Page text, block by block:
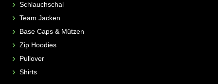
Schlauchschal
Team Jacken
Base Caps & Mützen
Zip Hoodies
Pullover
Shirts